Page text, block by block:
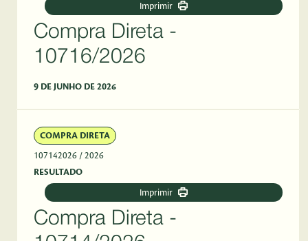
Imprimir
Compra Direta -
10716/2026
9 DE JUNHO DE 2026
COMPRA DIRETA
107142026 / 2026
RESULTADO
Imprimir
Compra Direta -